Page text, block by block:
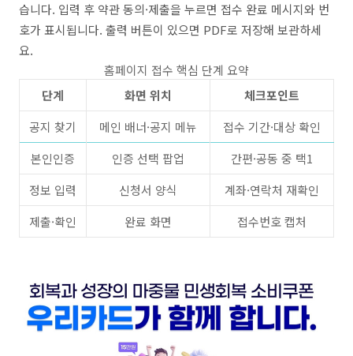
습니다. 입력 후 약관 동의·제출을 누르면 접수 완료 메시지와 번
호가 표시됩니다. 출력 버튼이 있으면 PDF로 저장해 보관하세
요.
홈페이지 접수 핵심 단계 요약
단계
화면 위치
체크포인트
공지 찾기
메인 배너·공지 메뉴
접수 기간·대상 확인
본인인증
인증 선택 팝업
간편·공동 중 택1
정보 입력
신청서 양식
계좌·연락처 재확인
제출·확인
완료 화면 접수번호 캡처